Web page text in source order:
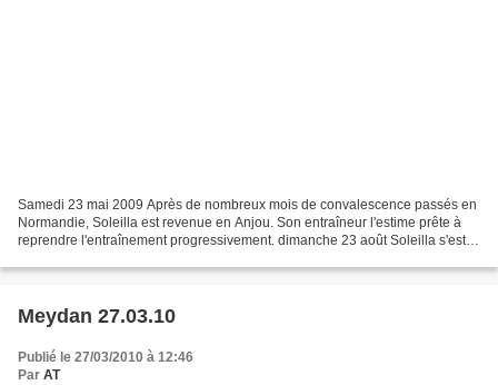
Samedi 23 mai 2009 Après de nombreux mois de convalescence passés en
Normandie, Soleilla est revenue en Anjou. Son entraîneur l'estime prête à
reprendre l'entraînement progressivement. dimanche 23 août Soleilla s'est
Meydan 27.03.10
Publié le 27/03/2010 à 12:46
Par AT